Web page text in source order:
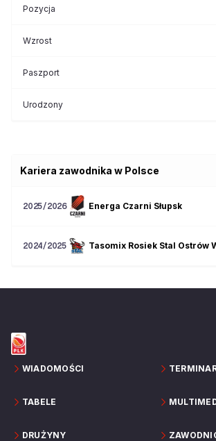
Pozycja
Wzrost
Paszport
Urodzony
Kariera zawodnika w Polsce
2025/2026 Energa Czarni Słupsk
2024/2025 Tasomix Rosiek Stal Ostrów
WIADOMOŚCI
TABELE
DRUŻYNY